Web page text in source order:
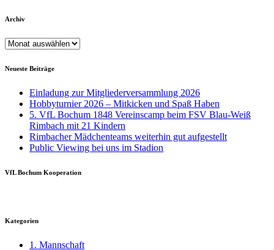
Archiv
Archiv
Neueste Beiträge
Einladung zur Mitgliederversammlung 2026
Hobbyturnier 2026 – Mitkicken und Spaß Haben
5. VfL Bochum 1848 Vereinscamp beim FSV Blau-Weiß
Rimbach mit 21 Kindern
Rimbacher Mädchenteams weiterhin gut aufgestellt
Public Viewing bei uns im Stadion
VfL Bochum Kooperation
Kategorien
1. Mannschaft